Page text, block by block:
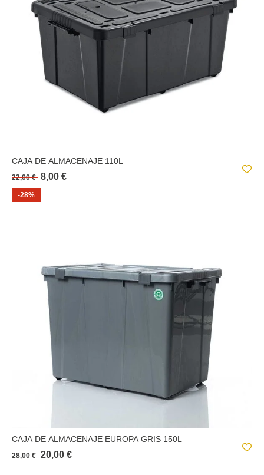
CAJA DE ALMACENAJE 110L
22,00 € 8,00 €
-28%
CAJA DE ALMACENAJE EUROPA GRIS 150L
28,00 € 20,00 €